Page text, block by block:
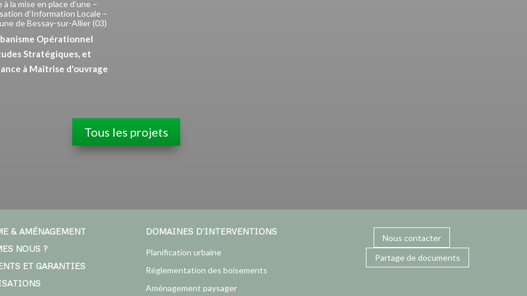
à la mise en place d’une –
d’Information Locale –
de Bessay-sur-Allier (03)
Opérationnel
Stratégiques, et
à Maîtrise d'ouvrage
Tous les projets
& AMÉNAGEMENT
NOUS ?
ET GARANTIES
DOMAINES D’INTERVENTIONS
Planification urbaine
Réglementation des boisements
Aménagement paysager
Nous contacter
Partage de documents